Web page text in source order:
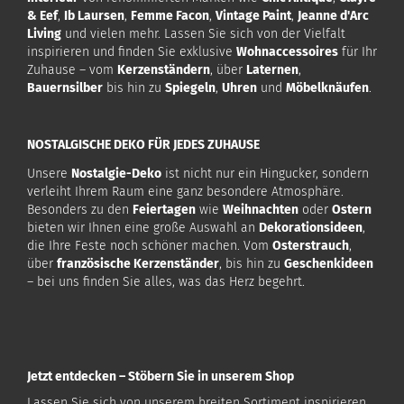
& Eef, Ib Laursen, Femme Facon, Vintage Paint, Jeanne d'Arc
Living und vielen mehr. Lassen Sie sich von der Vielfalt
inspirieren und finden Sie exklusive Wohnaccessoires für Ihr
Zuhause – vom Kerzenständern, über Laternen,
Bauernsilber bis hin zu Spiegeln, Uhren und Möbelknäufen.
NOSTALGISCHE DEKO FÜR JEDES ZUHAUSE
Unsere Nostalgie-Deko ist nicht nur ein Hingucker, sondern
verleiht Ihrem Raum eine ganz besondere Atmosphäre.
Besonders zu den Feiertagen wie Weihnachten oder Ostern
bieten wir Ihnen eine große Auswahl an Dekorationsideen,
die Ihre Feste noch schöner machen. Vom Osterstrauch,
über französische Kerzenständer, bis hin zu Geschenkideen
– bei uns finden Sie alles, was das Herz begehrt.
Jetzt entdecken – Stöbern Sie in unserem Shop